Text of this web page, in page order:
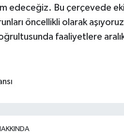
edeceğiz. Bu çerçevede
öncellikli olarak
faaliyetlere